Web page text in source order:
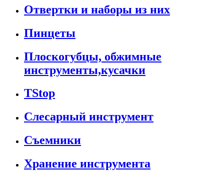
Отвертки и наборы из них
Пинцеты
Плоскогубцы, обжимные
инструменты,кусачки
TStop
Слесарный инструмент
Съемники
Хранение инструмента